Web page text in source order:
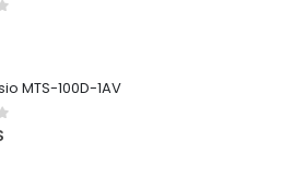
5
MTS-100D-1AV
5